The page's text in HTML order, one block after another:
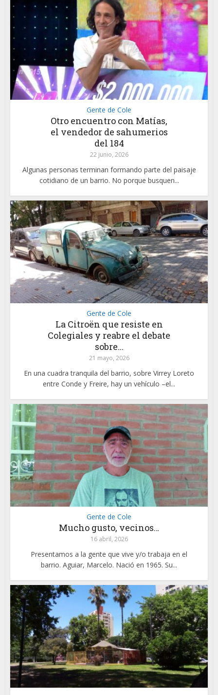
Gente de Cole
Otro encuentro con Matías,
el vendedor de sahumerios
del 184
22 junio, 2026
Algunas personas terminan formando parte del paisaje
cotidiano de un barrio. No porque busquen...
Gente de Cole
La Citroën que resiste en
Colegiales y reabre el debate
sobre...
21 mayo, 2026
En una cuadra tranquila del barrio, sobre Virrey Loreto
entre Conde y Freire, hay un vehículo –el...
Gente de Cole
Mucho gusto, vecinos…
16 abril, 2026
Presentamos a la gente que vive y/o trabaja en el
barrio. Aguiar, Marcelo. Nació en 1965. Su...